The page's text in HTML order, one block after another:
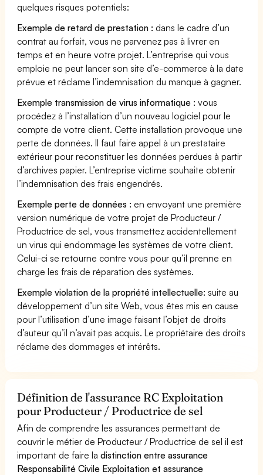
quelques risques potentiels:
Exemple de retard de prestation : dans le cadre d’un
contrat au forfait, vous ne parvenez pas à livrer en
temps et en heure votre projet. L’entreprise qui vous
emploie ne peut lancer son site d’e-commerce à la date
prévue et réclame l’indemnisation du manque à gagner.
Exemple transmission de virus informatique : vous
procédez à l’installation d’un nouveau logiciel pour le
compte de votre client. Cette installation provoque une
perte de données. Il faut faire appel à un prestataire
extérieur pour reconstituer les données perdues à partir
d’archives papier. L’entreprise victime souhaite obtenir
l’indemnisation des frais engendrés.
Exemple perte de données : en envoyant une première
version numérique de votre projet de Producteur /
Productrice de sel, vous transmettez accidentellement
un virus qui endommage les systèmes de votre client.
Celui-ci se retourne contre vous pour qu’il prenne en
charge les frais de réparation des systèmes.
Exemple violation de la propriété intellectuelle: suite au
développement d’un site Web, vous êtes mis en cause
pour l’utilisation d’une image faisant l’objet de droits
d’auteur qu’il n’avait pas acquis. Le propriétaire des droits
réclame des dommages et intérêts.
Définition de l'assurance RC Exploitation
pour Producteur / Productrice de sel
Afin de comprendre les assurances permettant de
couvrir le métier de Producteur / Productrice de sel il est
important de faire ladistinction entre assurance
Responsabilité Civile Exploitation et assurance